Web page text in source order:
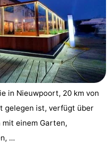
in Nieuwpoort, 20 km von
gelegen ist, verfügt über
einem Garten,
...